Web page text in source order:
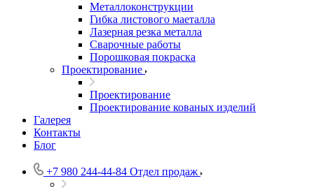
Металлоконструкции
Гибка листового маеталла
Лазерная резка металла
Сварочные работы
Порошковая покраска
Проектирование
Проектирование
Проектирование кованых изделий
Галерея
Контакты
Блог
+7 980 244-44-84 Отдел продаж